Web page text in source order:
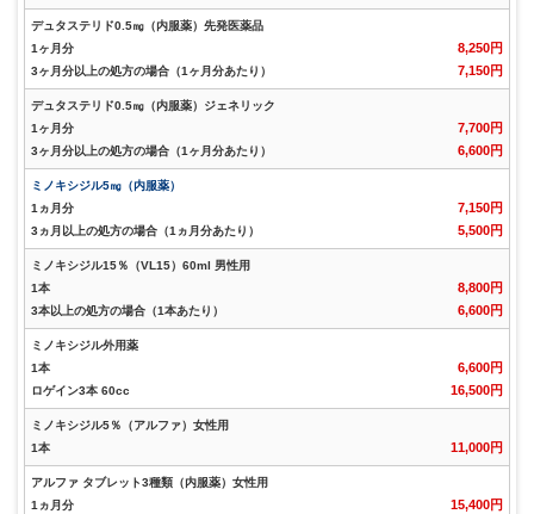
デュタステリド0.5㎎（内服薬）先発医薬品
1ヶ月分
3ヶ月分以上の処方の場合（1ヶ月分あたり）
8,250円
7,150円
デュタステリド0.5㎎（内服薬）ジェネリック
1ヶ月分
3ヶ月分以上の処方の場合（1ヶ月分あたり）
7,700円
6,600円
ミノキシジル5㎎（内服薬）
1ヵ月分
3ヵ月以上の処方の場合（1ヵ月分あたり）
7,150円
5,500円
ミノキシジル15％（VL15）60ml 男性用
1本
3本以上の処方の場合（1本あたり）
8,800円
6,600円
ミノキシジル外用薬
1本
ロゲイン3本 60cc
6,600円
16,500円
ミノキシジル5％（アルファ）女性用
1本
11,000円
アルファ タブレット3種類（内服薬）女性用
1ヵ月分
15,400円